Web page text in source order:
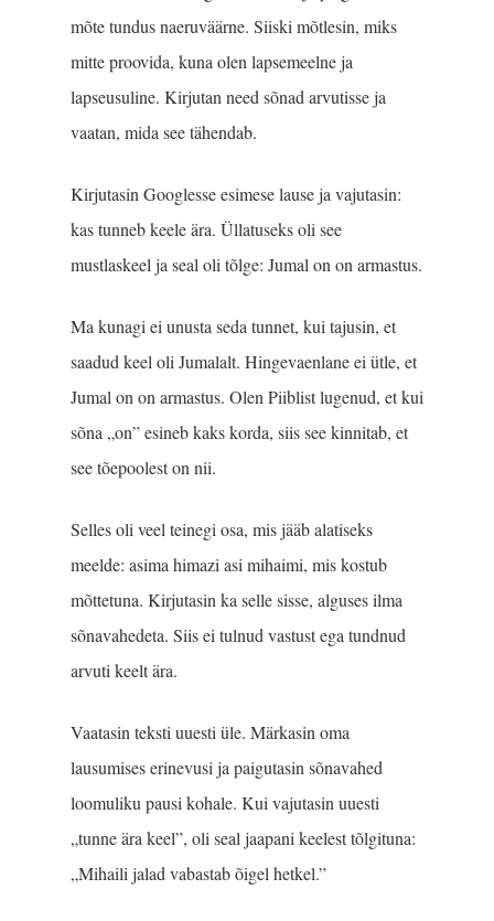
mõte tundus naeruväärne. Siiski mõtlesin, miks
mitte proovida, kuna olen lapsemeelne ja
lapseusuline. Kirjutan need sõnad arvutisse ja
vaatan, mida see tähendab.
Kirjutasin Googlesse esimese lause ja vajutasin:
kas tunneb keele ära. Üllatuseks oli see
mustlaskeel ja seal oli tõlge: Jumal on on armastus.
Ma kunagi ei unusta seda tunnet, kui tajusin, et
saadud keel oli Jumalalt. Hingevaenlane ei ütle, et
Jumal on on armastus. Olen Piiblist lugenud, et kui
sõna „on” esineb kaks korda, siis see kinnitab, et
see tõepoolest on nii.
Selles oli veel teinegi osa, mis jääb alatiseks
meelde: asima himazi asi mihaimi, mis kostub
mõttetuna. Kirjutasin ka selle sisse, alguses ilma
sõnavahedeta. Siis ei tulnud vastust ega tundnud
arvuti keelt ära.
Vaatasin teksti uuesti üle. Märkasin oma
lausumises erinevusi ja paigutasin sõnavahed
loomuliku pausi kohale. Kui vajutasin uuesti
„tunne ära keel”, oli seal jaapani keelest tõlgituna:
„Mihaili jalad vabastab õigel hetkel.”